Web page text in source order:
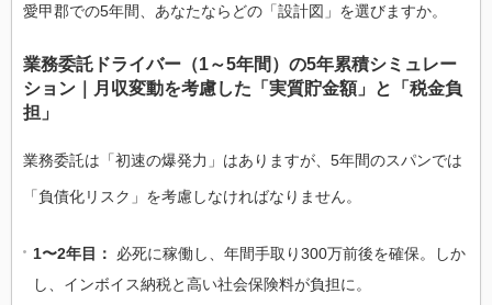
愛甲郡での5年間、あなたならどの「設計図」を選びますか。
業務委託ドライバー（1～5年間）の5年累積シミュレー
ション｜月収変動を考慮した「実質貯金額」と「税金負
担」
業務委託は「初速の爆発力」はありますが、5年間のスパンでは
「負債化リスク」を考慮しなければなりません。
1〜2年目：
必死に稼働し、年間手取り300万前後を確保。しか
し、インボイス納税と高い社会保険料が負担に。